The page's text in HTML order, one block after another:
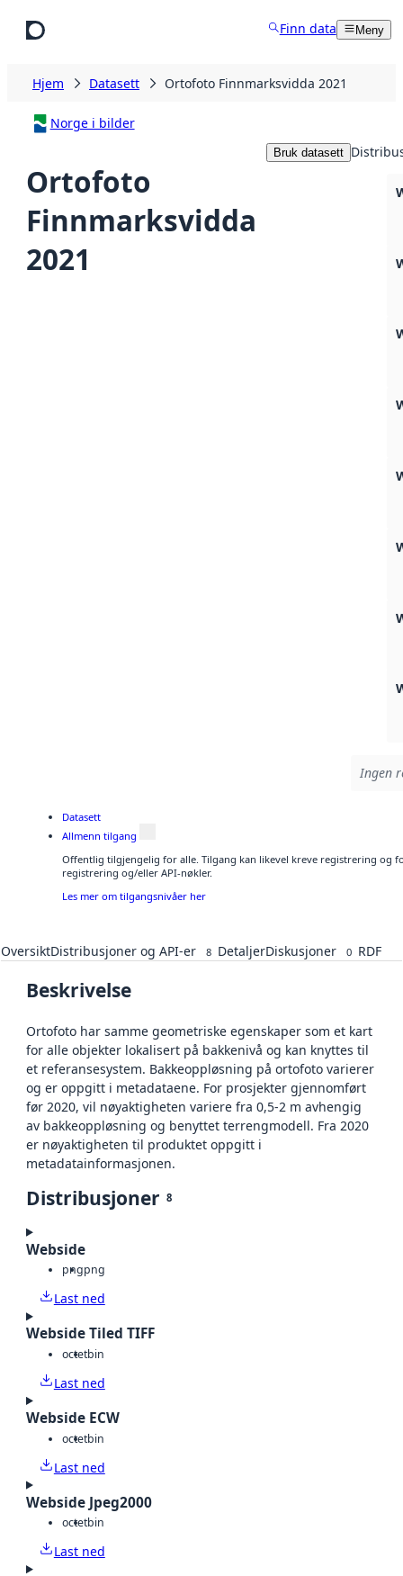
Finn data Meny
Hjem Datasett Ortofoto Finnmarksvidda 2021
Norge i bilder
Ortofoto
Finnmarksvidda
2021
Bruk datasett
Ingen
Datasett
Allmenn tilgang
Offentlig tilgjengelig for alle. Tilgang kan likevel kreve registrering og
registrering og/eller API-nøkler.
Les mer om tilgangsnivåer her
OversiktDistribusjoner og API-er 8 DetaljerDiskusjoner 0 RDF
Beskrivelse
Ortofoto har samme geometriske egenskaper som et kart
for alle objekter lokalisert på bakkenivå og kan knyttes til
et referansesystem. Bakkeoppløsning på ortofoto varierer
og er oppgitt i metadataene. For prosjekter gjennomført
før 2020, vil nøyaktigheten variere fra 0,5-2 m avhengig
av bakkeoppløsning og benyttet terrengmodell. Fra 2020
er nøyaktigheten til produktet oppgitt i
metadatainformasjonen.
Distribusjoner 8
Webside
pngpng
Last ned
Webside Tiled TIFF
octetbin
Last ned
Webside ECW
octetbin
Last ned
Webside Jpeg2000
octetbin
Last ned